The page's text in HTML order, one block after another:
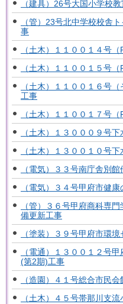
（建具）26号大国小学校
（管）23号北中学校校舎
事
（土木）１１００１４号
（土木）１１００１５号
（土木）１１００１６号
工事
（土木）１１００１７号
（土木）１３０００９号
（土木）１３００１０号
（電気）３３号南庁舎別
（電気）３４号甲府市健
（管）３６号甲府商科専
備更新工事
（塗装）３９号甲府市環
（電通）１３００１２号
(第2期)工事
（造園）４１号総合市民
（土木）４５号帯那川支